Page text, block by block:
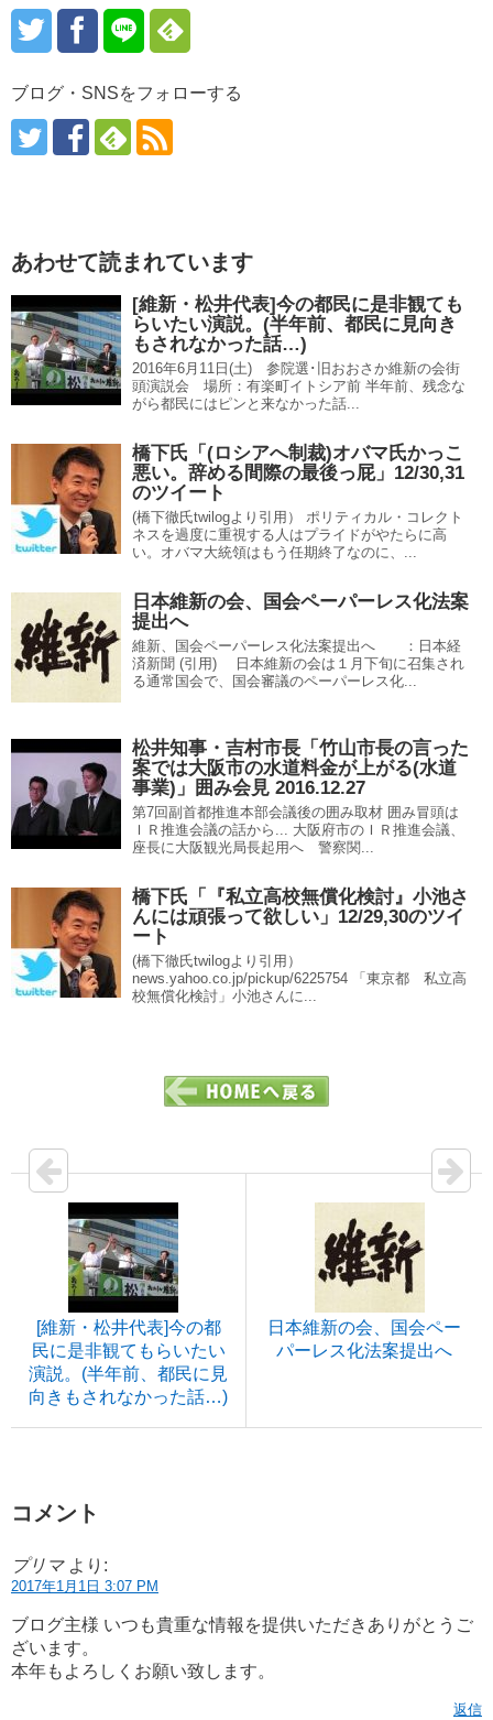
ブログ・SNSをフォローする
あわせて読まれています
[維新・松井代表]今の都民に是非観ても
らいたい演説。(半年前、都民に見向き
もされなかった話…)
2016年6月11日(土) 参院選･旧おおさか維新の会街
頭演説会 場所：有楽町イトシア前 半年前、残念な
がら都民にはピンと来なかった話...
橋下氏「(ロシアへ制裁)オバマ氏かっこ
悪い。辞める間際の最後っ屁」12/30,31
のツイート
(橋下徹氏twilogより引用） ポリティカル・コレクト
ネスを過度に重視する人はプライドがやたらに高
い。オバマ大統領はもう任期終了なのに、...
日本維新の会、国会ペーパーレス化法案
提出へ
維新、国会ペーパーレス化法案提出へ ：日本経
済新聞 (引用) 日本維新の会は１月下旬に召集され
る通常国会で、国会審議のペーパーレス化...
松井知事・吉村市長「竹山市長の言った
案では大阪市の水道料金が上がる(水道
事業)」囲み会見 2016.12.27
第7回副首都推進本部会議後の囲み取材 囲み冒頭は
ＩＲ推進会議の話から... 大阪府市のＩＲ推進会議、
座長に大阪観光局長起用へ 警察関...
橋下氏「『私立高校無償化検討』小池さ
んには頑張って欲しい」12/29,30のツイ
ート
(橋下徹氏twilogより引用）
news.yahoo.co.jp/pickup/6225754 「東京都 私立高
校無償化検討」小池さんに...
[維新・松井代表]今の都
民に是非観てもらいたい
演説。(半年前、都民に見
向きもされなかった話…)
日本維新の会、国会ペー
パーレス化法案提出へ
コメント
プリマ より:
2017年1月1日 3:07 PM
ブログ主様 いつも貴重な情報を提供いただきありがとうご
ざいます。
本年もよろしくお願い致します。
返信